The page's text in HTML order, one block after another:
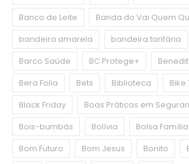
Banco de Leite
Banda do Vai Quem
bandeira amarela
bandeira tarifária
Barco Saúde
BC Protege+
Bera Folia
Bets Biblioteca
Bike
Black Friday
Boas Práticas em
Bois-bumbás
Bolívia
Bolsa Família
Bom Futuro
Bom Jesus Bonito